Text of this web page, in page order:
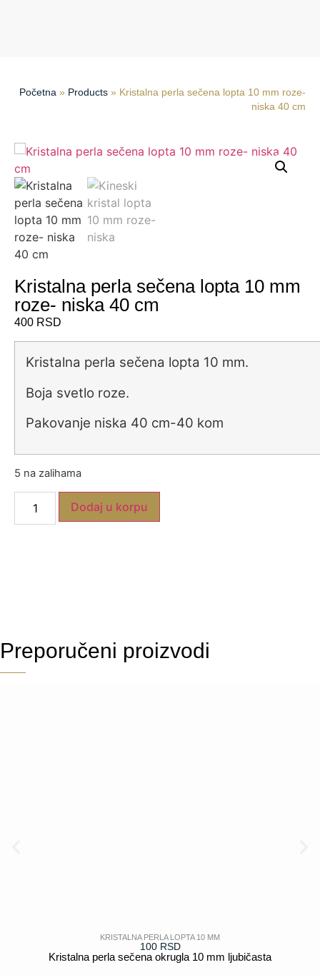
Početna » Products » Kristalna perla sečena lopta 10 mm roze-
niska 40 cm
Kristalna perla sečena lopta 10 mm
roze- niska 40 cm
400 RSD
Kristalna perla sečena lopta 10 mm.
Boja svetlo roze.
Pakovanje niska 40 cm-40 kom
5 na zalihama
Dodaj u korpu
Preporučeni proizvodi
KRISTALNA PERLA LOPTA 10 MM
100 RSD
Kristalna perla sečena okrugla 10 mm ljubičasta